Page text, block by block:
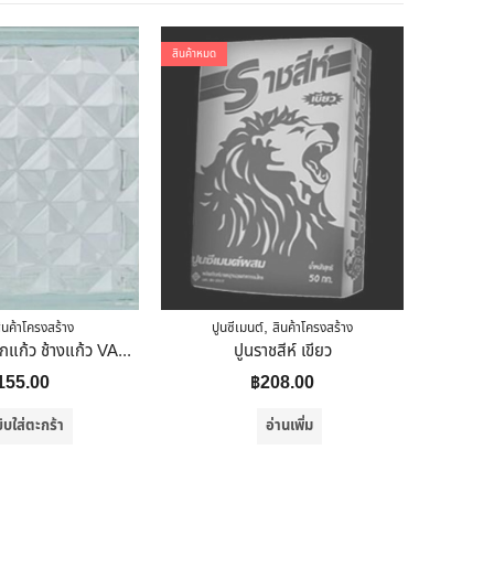
ค้าโครงสร้าง
ส.สุขภัณฑ์ บล็อกแก้ว ช้างแก้ว VALUEลายเพชรสุริยัน 190X190X80 MM
ใส่ตะกร้า
สินค้าหมด
ปูนซีเมนต์, สินค้าโครงสร้าง
ปูนราชสีห์ เขียว
฿208.00
อ่านเพิ่ม